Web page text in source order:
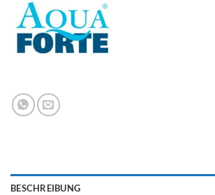
BESCHREIBUNG